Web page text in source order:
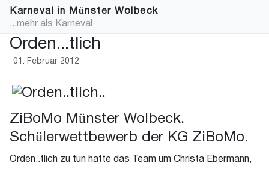
Karneval in Münster Wolbeck
...mehr als Karneval
Orden...tlich
01. Februar 2012
ZiBoMo Münster Wolbeck.
Schülerwettbewerb der KG ZiBoMo.
Orden..tlich zu tun hatte das Team um Christa Ebermann,